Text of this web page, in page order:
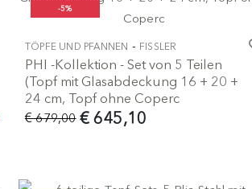
-5%
TÖPFE UND PFANNEN - FISSLER
PHI -Kollektion - Set von 5 Teilen
(Topf mit Glasabdeckung 16 + 20 +
24 cm, Topf ohne Coperc
€ 645,10
€ 679,00